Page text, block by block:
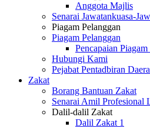
Anggota Majlis
Senarai Jawatankuasa-
Piagam Pelanggan
Piagam Pelanggan
Pencapaian
Hubungi Kami
Pejabat Pentadbiran
Zakat
Borang Bantuan Zakat
Senarai Amil Profesional
Dalil-dalil Zakat
Dalil Zakat 1